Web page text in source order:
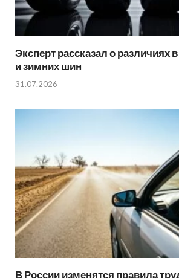
Эксперт рассказал о различиях
и зимних шин
31.07.2026
В России изменятся правила